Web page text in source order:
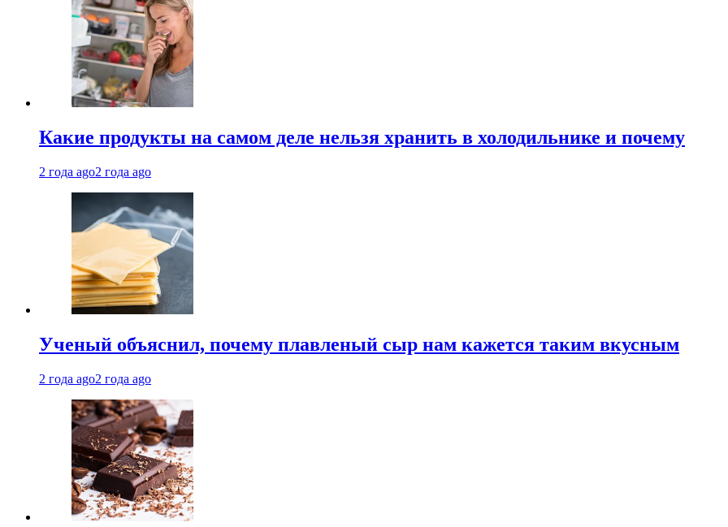
Какие продукты на самом деле нельзя хранить в холодильнике и почему
2 года ago2 года ago
Ученый объяснил, почему плавленый сыр нам кажется таким вкусным
2 года ago2 года ago